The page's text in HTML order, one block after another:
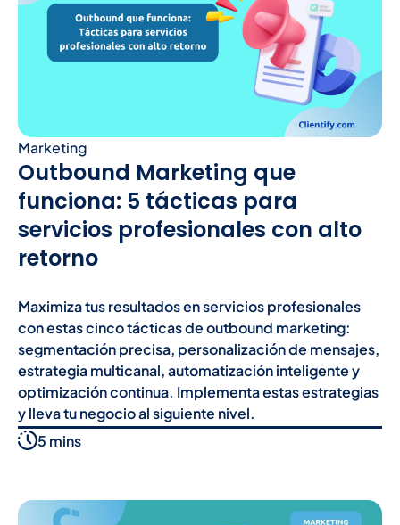
Marketing
Outbound Marketing que
funciona: 5 tácticas para
servicios profesionales con alto
retorno
Maximiza tus resultados en servicios profesionales
con estas cinco tácticas de outbound marketing:
segmentación precisa, personalización de mensajes,
estrategia multicanal, automatización inteligente y
optimización continua. Implementa estas estrategias
y lleva tu negocio al siguiente nivel.
5 mins